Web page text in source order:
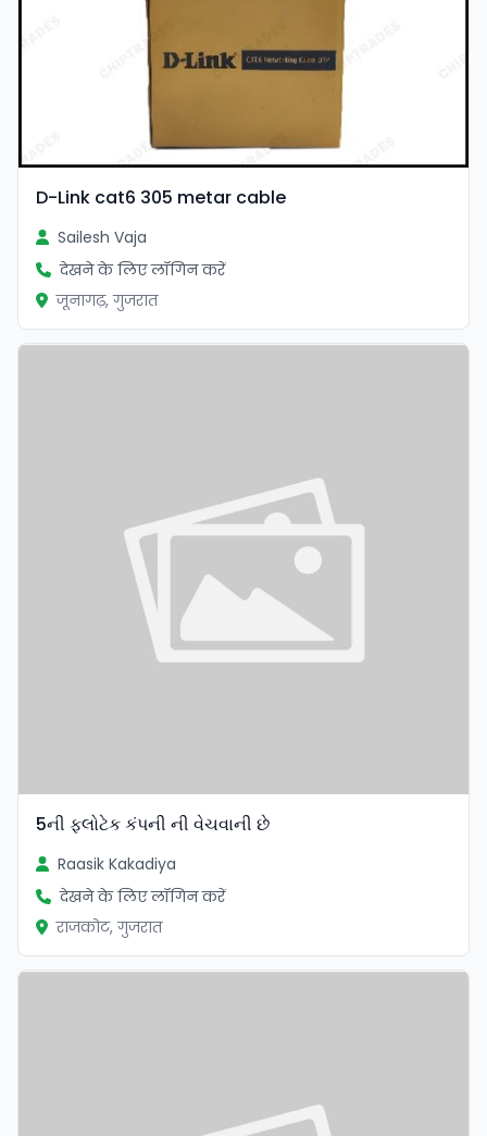
D-Link cat6 305 metar cable
Sailesh Vaja
देखने के लिए लॉगिन करें
जूनागढ़, गुजरात
5ની ફ્લોટેક કંપની ની વેચવાની છે
Raasik Kakadiya
देखने के लिए लॉगिन करें
राजकोट, गुजरात